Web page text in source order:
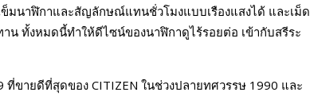
มนาฬิกาและสัญลักษณ์แทนชั่วโมงแบบเรืองแสงได้ และเม็ด
น ทั้งหมดนี้ทำให้ดีไซน์ของนาฬิกาดูไร้รอยต่อ เข้ากับสรีระ
ขายดีที่สุดของ CITIZEN ในช่วงปลายทศวรรษ 1990 และ